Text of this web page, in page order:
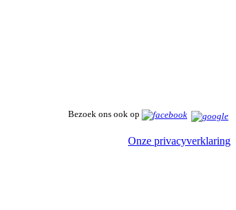
Bezoek ons ook op
Onze privacyverklaring